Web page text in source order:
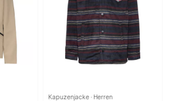
Kapuzenjacke · Herren